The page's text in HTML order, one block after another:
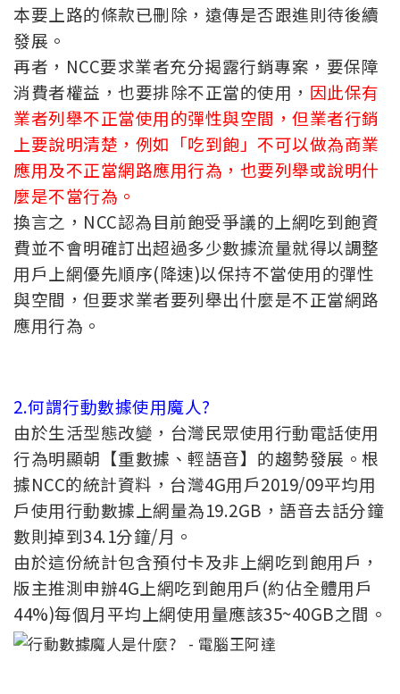
本要上路的條款已刪除，遠傳是否跟進則待後續
發展。
再者，NCC要求業者充分揭露行銷專案，要保障
消費者權益，也要排除不正當的使用， 因此保有
業者列舉不正當使用的彈性與空間，但業者行銷
上要說明清楚，例如「吃到飽」不可以做為商業
應用及不正當網路應用行為，也要列舉或說明什
麼是不當行為。
換言之，NCC認為目前飽受爭議的上網吃到飽資
費並不會明確訂出超過多少數據流量就得以調整
用戶上網優先順序(降速)以保持不當使用的彈性
與空間，但要求業者要列舉出什麼是不正當網路
應用行為。
2.何謂行動數據使用魔人?
由於生活型態改變，台灣民眾使用行動電話使用
行為明顯朝【重數據、輕語音】的趨勢發展。根
據NCC的統計資料，台灣4G用戶2019/09平均用
戶使用行動數據上網量為19.2GB，語音去話分鐘
數則掉到34.1分鐘/月。
由於這份統計包含預付卡及非上網吃到飽用戶，
版主推測申辦4G上網吃到飽用戶(約佔全體用戶
44%)每個月平均上網使用量應該35~40GB之間。